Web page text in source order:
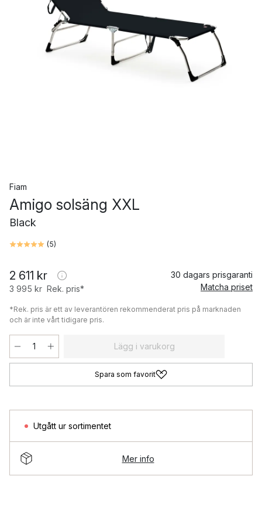
Fiam
Amigo solsäng XXL
Black
(5)
2 611 kr
3 995 kr Rek. pris*
30 dagars prisgaranti
Matcha priset
*Rek. pris är ett av leverantören rekommenderat pris på marknaden
och är inte vårt tidigare pris.
Lägg i varukorg
Spara som favorit
Utgått ur sortimentet
Mer info